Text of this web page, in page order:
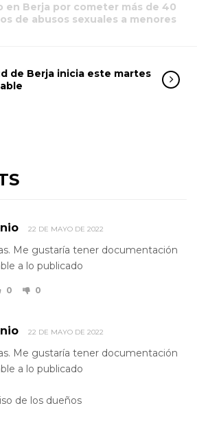
en Berja por cometer más de 40
de abusos sexuales a menores
de Berja inicia este martes
22 DE MAYO DE 2022
Me gustaría tener documentación
a lo publicado
0 0
22 DE MAYO DE 2022
Me gustaría tener documentación
a lo publicado
de los dueños